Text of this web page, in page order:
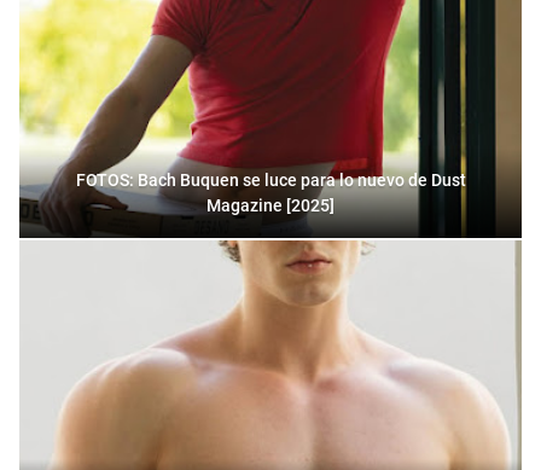
FOTOS: Bach Buquen se luce para lo nuevo de Dust
Magazine [2025]